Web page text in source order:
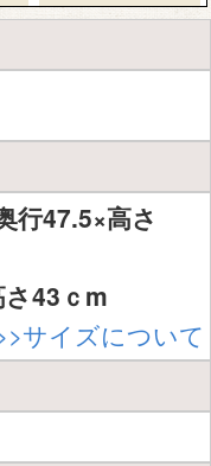
行47.5×高さ
さ43ｃm
サイズについて